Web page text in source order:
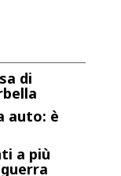
di
auto: è
a più